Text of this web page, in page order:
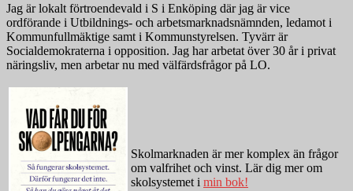
Jag är lokalt förtroendevald i S i Enköping där jag är vice
ordförande i Utbildnings- och arbetsmarknadsnämnden, ledamot i
Kommunfullmäktige samt i Kommunstyrelsen. Tyvärr är
Socialdemokraterna i opposition. Jag har arbetat över 30 år i privat
näringsliv, men arbetar nu med välfärdsfrågor på LO.
Skolmarknaden är mer komplex än frågor
om valfrihet och vinst. Lär dig mer om
skolsystemet i min bok!